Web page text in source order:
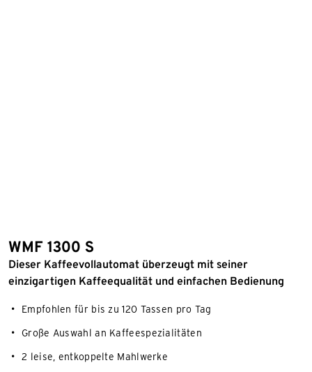
WMF 1300 S
Dieser Kaffeevollautomat überzeugt mit seiner
einzigartigen Kaffeequalität und einfachen Bedienung
Empfohlen für bis zu 120 Tassen pro Tag
Große Auswahl an Kaffeespezialitäten
2 leise, entkoppelte Mahlwerke